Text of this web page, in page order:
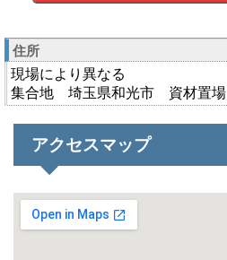
住所
現場により異なる
集合地 埼玉県和光市 資材置場
アクセスマップ